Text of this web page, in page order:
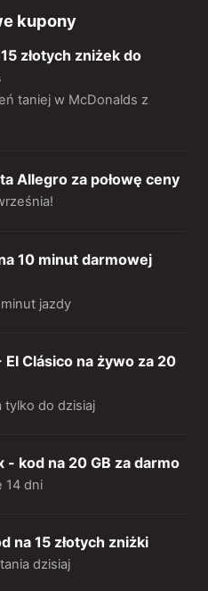
kupony
złotych zniżek do
taniej w McDonalds z
Allegro za połowę ceny
10 minut darmowej
jazdy
El Clásico na żywo za 20
tylko do dzisiaj
- kod na 20 GB za darmo
14 dni
na 15 złotych zniżki
dzisiaj